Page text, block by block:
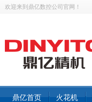
欢迎来到鼎亿数控公司官网！
鼎亿首页 火花机